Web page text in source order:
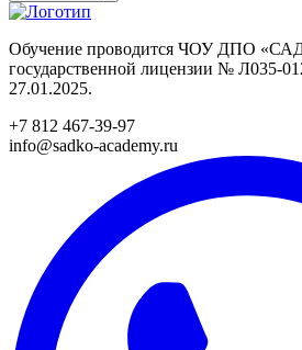
Обучение проводится ЧОУ ДПО
государственной лицензии № Л035-
27.01.2025.
+7 812 467-39-97
info@sadko-academy.ru